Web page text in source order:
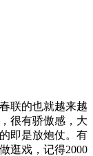
联的也就越来越
很有骄傲感，大
即是放炮仗。有
逛戏，记得2000